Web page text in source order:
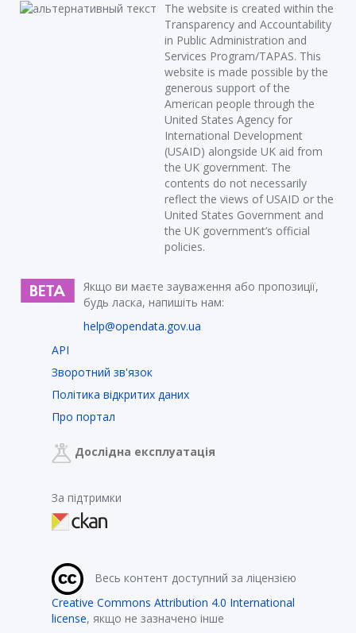
The website is created within the
Transparency and Accountability
in Public Administration and
Services Program/TAPAS. This
website is made possible by the
generous support of the
American people through the
United States Agency for
International Development
(USAID) alongside UK aid from
the UK government. The
contents do not necessarily
reflect the views of USAID or the
United States Government and
the UK government’s official
policies.
Якщо ви маєте зауваження або пропозиції,
будь ласка, напишіть нам:
help@opendata.gov.ua
API
Зворотний зв'язок
Політика відкритих даних
Про портал
Дослідна експлуатація
За підтримки
Весь контент доступний за ліцензією
Creative Commons Attribution 4.0 International
license, якщо не зазначено інше